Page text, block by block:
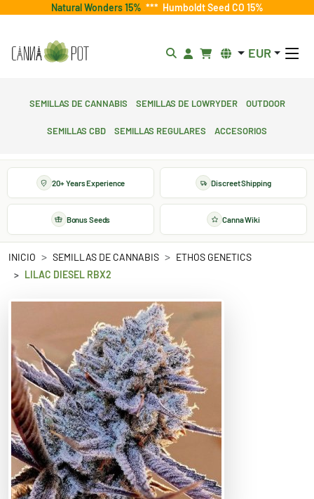
Natural Wonders 15% *** Humboldt Seed CO 15%
EUR
Semillas de cannabis Semillas de lowryder Outdoor
Semillas CBD Semillas regulares Accesorios
20+ Years Experience Discreet Shipping
Bonus Seeds Canna Wiki
INICIO SEMILLAS DE CANNABIS
ETHOS GENETICS
LILAC DIESEL RBX2